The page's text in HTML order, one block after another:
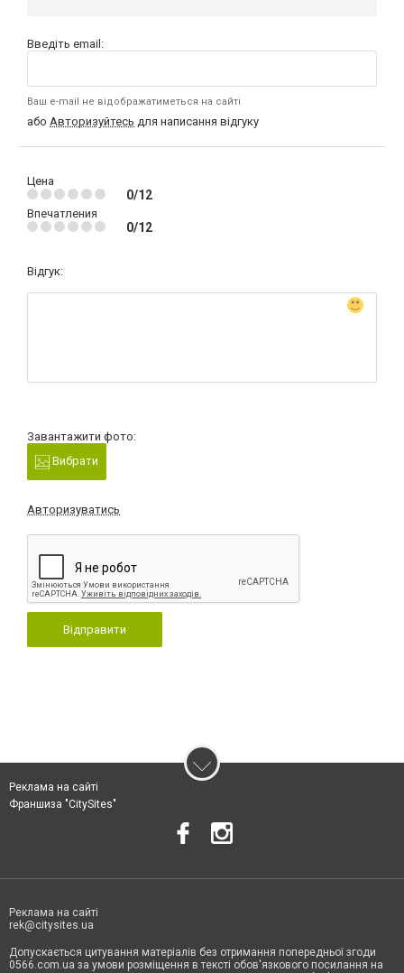
Введіть email:
Ваш e-mail не відображатиметься на сайті
або Авторизуйтесь для написання відгуку
Цена
0/12
Впечатления
0/12
Відгук:
Завантажити фото:
Вибрати
Авторизуватись
Відправити
Реклама на сайті
Франшиза "CitySites"
Реклама на сайті
rek@citysites.ua
Допускається цитування матеріалів без отримання попередньої згоди
0566.com.ua за умови розміщення в тексті обов'язкового посилання на